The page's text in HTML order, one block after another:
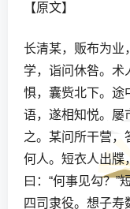
【原文】
长清某，贩布为业
学，诣问休咎。术
惧，囊赀北下。途
语，遂相知悦。屡
之。某问所干营，
何人。短衣人出牒
曰：“何事见勾？”
四司隶役。想子寿